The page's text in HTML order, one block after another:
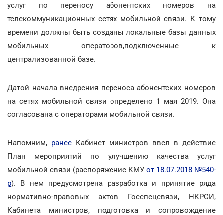
услуг по переносу абонентских номеров на
телекоммуникационных сетях мобильной связи. К тому
времени должны быть созданы локальные базы данных
мобильных операторов,подключенные к
централизованной базе.
Датой начала внедрения переноса абонентских номеров
на сетях мобильной связи определено 1 мая 2019. Она
согласована с операторами мобильной связи.
Напомним, ранее Кабинет министров ввел в действие
План мероприятий по улучшению качества услуг
мобильной связи (распоряжение КМУ от 18.07.2018 №540-
р). В нем предусмотрена разработка и принятие ряда
нормативно-правовых актов Госспецсвязи, НКРСИ,
Кабинета министров, подготовка и сопровождение